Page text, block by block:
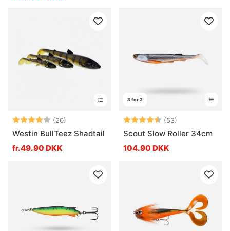
Vurdering: (20)
4.0 ud af 5 stjerner
Westin BullTeez Shadtail
fr.49.90 DKK
3 for 2
Vurdering: (53)
Scout Slow Roller 34cm
104.90 DKK